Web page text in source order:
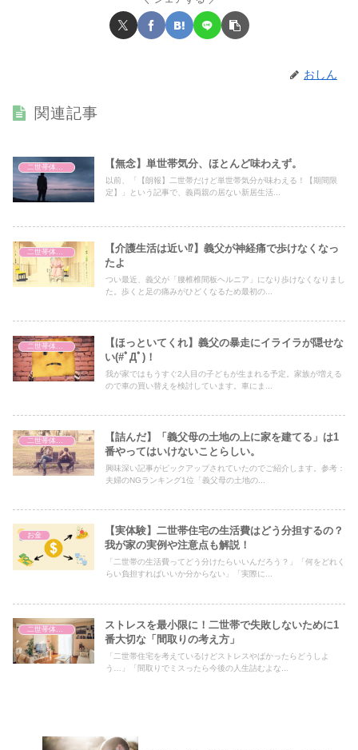
おしん
関連記事
二世帯体験談 【無念】単世帯気分、ほとんど味わえず。
以前、「【朗報】二世帯だけど単世帯気分が味わえる！【期間限
定】」という記事で、義両親の居ない新居生活...
二世帯体験談
【介護生活は近い⁉】義父が神経痛で歩けなくなっ
たよ
つい最近、義父が「腰椎椎間板ヘルニア」になり歩けなくなりまし
た。歩くと足の痛みがひどくなるため最初の...
二世帯体験談
【ほっといてくれ】義父の暴走にイライラが隠せな
い(#ﾟДﾟ)！
我が家ではもうすぐ2人目の子どもが生まれる予定。家族が増える
ので車の買い替えを検討しています。車にま...
二世帯体験談
【詰んだ】「義父母の土地の上に家を建てる」は1
番やってはいけないことらしい。
興味深い記事がピックアップされていたのでご紹介します。参考：
夫婦のNGランキング1位「義父母の土地の...
お金
【実体験】二世帯住宅の生活費はどう分担するの？
我が家の実例や注意点も解説！
「二世帯の生活費ってどう分けたらいいんだろう？」「何をどれく
らい負担すればいいか分からない」「実際に...
二世帯体験談
ストレスを最小限に！二世帯で失敗しないために1
番大切な「間取りの考え方」
「二世帯住宅を考えているけどストレスやばかったらどうしよ
う…」「間取りでミスったら今後の人生詰むよな...